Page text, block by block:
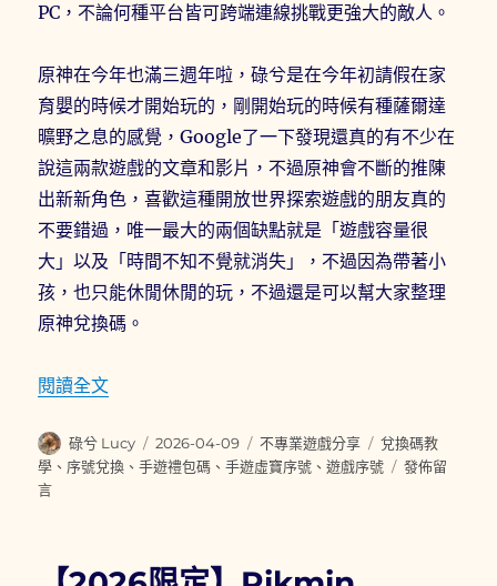
PC，不論何種平台皆可跨端連線挑戰更強大的敵人。
原神在今年也滿三週年啦，碌兮是在今年初請假在家
育嬰的時候才開始玩的，剛開始玩的時候有種薩爾達
曠野之息的感覺，Google了一下發現還真的有不少在
說這兩款遊戲的文章和影片，不過原神會不斷的推陳
出新新角色，喜歡這種開放世界探索遊戲的朋友真的
不要錯過，唯一最大的兩個缺點就是「遊戲容量很
大」以及「時間不知不覺就消失」，不過因為帶著小
孩，也只能休閒休閒的玩，不過還是可以幫大家整理
原神兌換碼。
閱讀全文〈原神兌換碼/禮包碼/序號整理與序號兌換教
作
者
碌兮 Lucy
發
佈
2026-04-09
分
類
不專業遊戲分享
標
籤
兌換碼教
學 、 序號兌換 、手遊禮包碼 、手遊虛寶序號 、遊戲序號
在
發佈留
言